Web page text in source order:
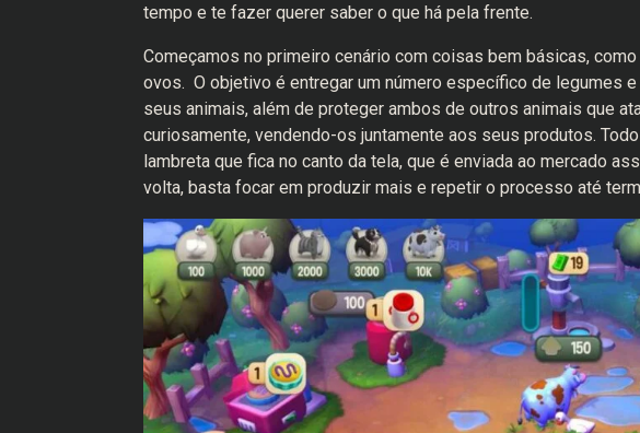
tempo e te fazer querer saber o que há pela frente.
Começamos no primeiro cenário com coisas bem básicas,
ovos. O objetivo é entregar um número específico de legumes
seus animais, além de proteger ambos de outros animais que
curiosamente, vendendo-os juntamente aos seus produtos.
lambreta que fica no canto da tela, que é enviada ao mercado
volta, basta focar em produzir mais e repetir o processo até